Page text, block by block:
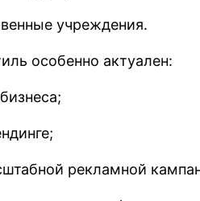
учреждения.
особенно актуален:
рекламной